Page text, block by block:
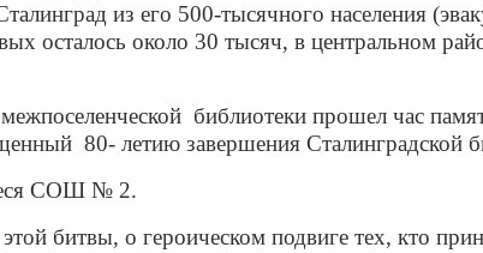
из его 500-тысячного населения
осталось около 30 тысяч, в центральном
библиотеки прошел час
80- летию завершения Сталинградской
СОШ № 2.
битвы, о героическом подвиге тех, кто